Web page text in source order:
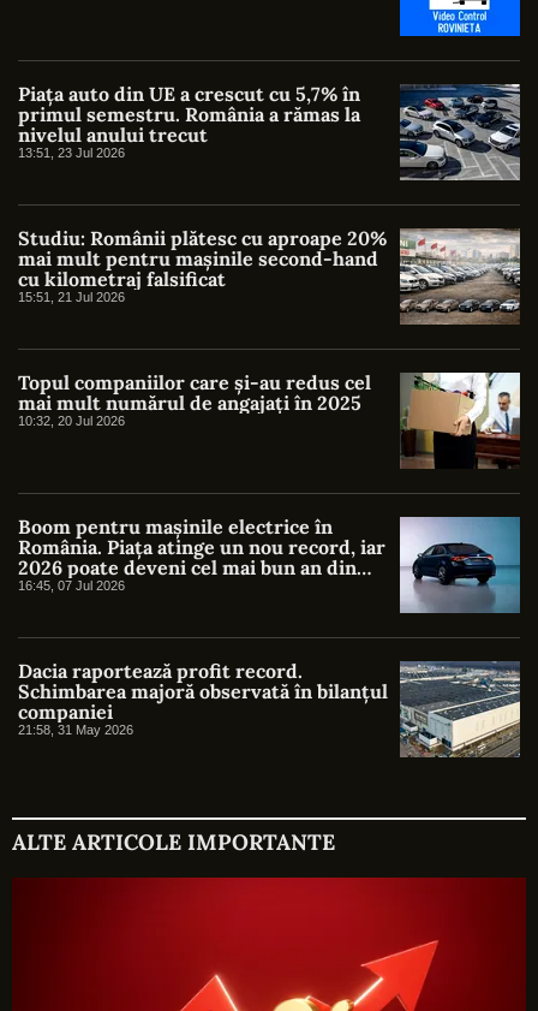
Piața auto din UE a crescut cu 5,7% în
primul semestru. România a rămas la
nivelul anului trecut
13:51, 23 Jul 2026
Studiu: Românii plătesc cu aproape 20%
mai mult pentru mașinile second-hand
cu kilometraj falsificat
15:51, 21 Jul 2026
Topul companiilor care și-au redus cel
mai mult numărul de angajați în 2025
10:32, 20 Jul 2026
Boom pentru mașinile electrice în
România. Piața atinge un nou record, iar
2026 poate deveni cel mai bun an din
istorie
16:45, 07 Jul 2026
Dacia raportează profit record.
Schimbarea majoră observată în bilanțul
companiei
21:58, 31 May 2026
ALTE ARTICOLE IMPORTANTE